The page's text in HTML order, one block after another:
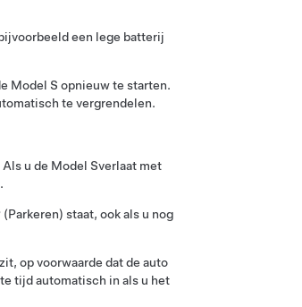
een lege batterij
Model S opnieuw te starten.
te vergrendelen.
Als u de Model Sverlaat met
.
staat, ook als u nog
op voorwaarde dat de auto
tijd automatisch in als u het